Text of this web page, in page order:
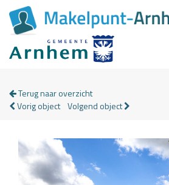
Terug naar overzicht
Vorig object Volgend object